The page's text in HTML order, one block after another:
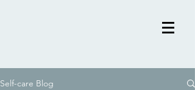
Self-care Blog